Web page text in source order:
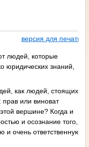
версия для печати
людей, которые
юридических знаний,
как людей, стоящих
или виноват
вершине? Когда и
и осознание того,
и очень ответственную